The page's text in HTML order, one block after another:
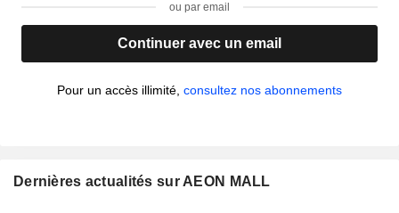
ou par email
Continuer avec un email
Pour un accès illimité, consultez nos abonnements
Dernières actualités sur AEON MALL